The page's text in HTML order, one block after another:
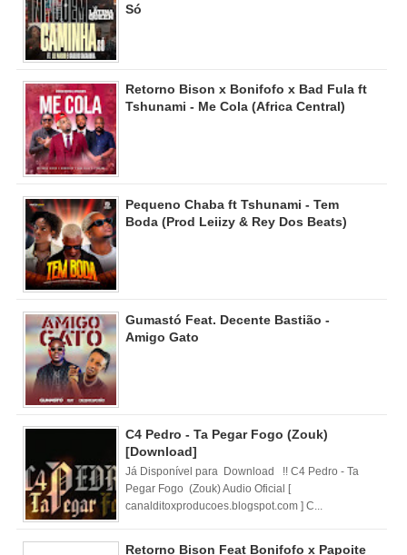
Só
Retorno Bison x Bonifofo x Bad Fula ft
Tshunami - Me Cola (Africa Central)
Pequeno Chaba ft Tshunami - Tem
Boda (Prod Leiizy & Rey Dos Beats)
Gumastó Feat. Decente Bastião -
Amigo Gato
C4 Pedro - Ta Pegar Fogo (Zouk)
[Download]
Já Disponível para Download !! C4 Pedro - Ta
Pegar Fogo (Zouk) Audio Oficial [
canalditoxproducoes.blogspot.com ] C...
Retorno Bison Feat Bonifofo x Papoite